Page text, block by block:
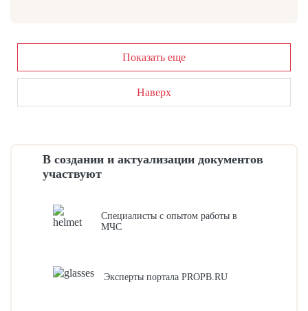
Показать еще
Наверх
В создании и актуализации документов
участвуют
Специалисты с опытом работы в
МЧС
Эксперты портала PROPB.RU